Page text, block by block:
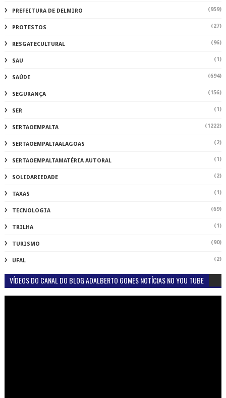
PREFEITURA DE DELMIRO (959)
PROTESTOS (27)
RESGATECULTURAL (96)
SAU (1)
SAÚDE (694)
SEGURANÇA (156)
SER (1)
SERTAOEMPALTA (1222)
SERTAOEMPALTAALAGOAS (2)
SERTAOEMPALTAMATÉRIA AUTORAL (1)
SOLIDARIEDADE (2)
TAXAS (1)
TECNOLOGIA (69)
TRILHA (1)
TURISMO (90)
UFAL (2)
VÍDEOS DO CANAL DO BLOG ADALBERTO GOMES NOTÍCIAS NO YOU TUBE